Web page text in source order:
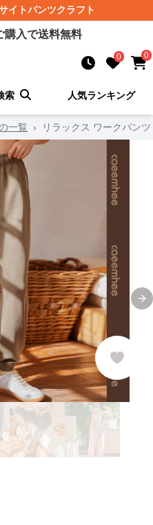
イトパンツクラフト
購入で送料無料
0 0
索 人気ランキング
一覧 › リラックス ワークパンツ